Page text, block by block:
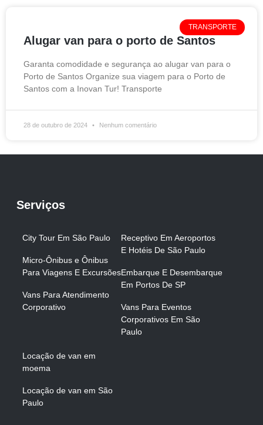
TRANSPORTE
Alugar van para o porto de Santos
Garanta comodidade e segurança ao alugar van para o
Porto de Santos Organize sua viagem para o Porto de
Santos com a Inovan Tur! Transporte
28 de outubro de 2024 Nenhum comentário
Serviços
City Tour Em São Paulo
Micro-Ônibus e Ônibus
Para Viagens E Excursões
Vans Para Atendimento
Corporativo
Receptivo Em Aeroportos
E Hotéis De São Paulo
Embarque E Desembarque
Em Portos De SP
Vans Para Eventos
Corporativos Em São
Paulo
Locação de van em
moema
Locação de van em São
Paulo